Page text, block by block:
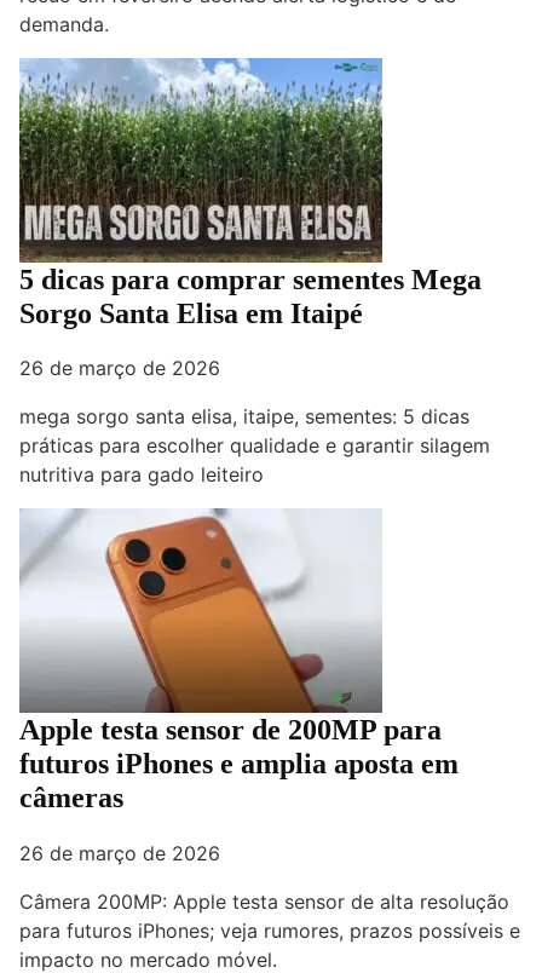
demanda.
5 dicas para comprar sementes Mega
Sorgo Santa Elisa em Itaipé
26 de março de 2026
mega sorgo santa elisa, itaipe, sementes: 5 dicas
práticas para escolher qualidade e garantir silagem
nutritiva para gado leiteiro
Apple testa sensor de 200MP para
futuros iPhones e amplia aposta em
câmeras
26 de março de 2026
Câmera 200MP: Apple testa sensor de alta resolução
para futuros iPhones; veja rumores, prazos possíveis e
impacto no mercado móvel.